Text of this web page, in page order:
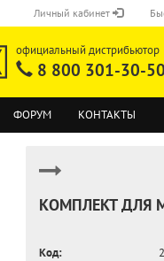
Личный кабинет
официальный дистрибьютор
8 800 301-30-50
ФОРУМ КОНТАКТЫ
КОМПЛЕКТ ДЛЯ
Код: